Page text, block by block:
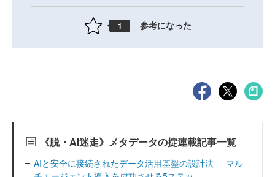
1 参考になった
《脱・AI迷走》メタデータの掟連載記事一覧
AIと安全に接続されたデータ活用基盤の設計法──マル